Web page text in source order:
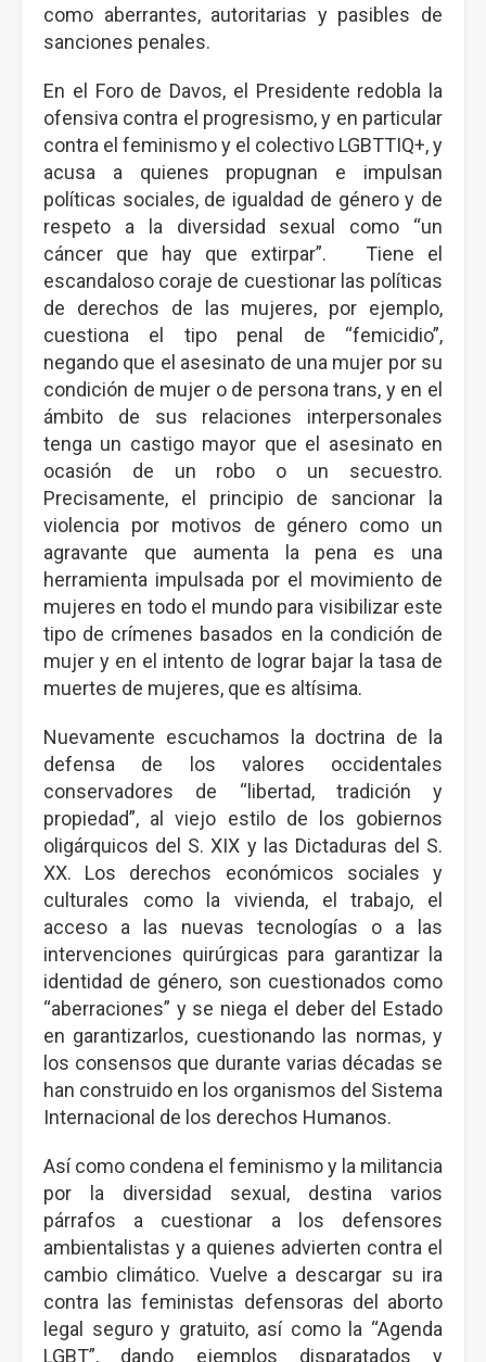
como aberrantes, autoritarias y pasibles de
sanciones penales.
En el Foro de Davos, el Presidente redobla la
ofensiva contra el progresismo, y en particular
contra el feminismo y el colectivo LGBTTIQ+, y
acusa a quienes propugnan e impulsan
políticas sociales, de igualdad de género y de
respeto a la diversidad sexual como “un
cáncer que hay que extirpar”. Tiene el
escandaloso coraje de cuestionar las políticas
de derechos de las mujeres, por ejemplo,
cuestiona el tipo penal de “femicidio”,
negando que el asesinato de una mujer por su
condición de mujer o de persona trans, y en el
ámbito de sus relaciones interpersonales
tenga un castigo mayor que el asesinato en
ocasión de un robo o un secuestro.
Precisamente, el principio de sancionar la
violencia por motivos de género como un
agravante que aumenta la pena es una
herramienta impulsada por el movimiento de
mujeres en todo el mundo para visibilizar este
tipo de crímenes basados en la condición de
mujer y en el intento de lograr bajar la tasa de
muertes de mujeres, que es altísima.
Nuevamente escuchamos la doctrina de la
defensa de los valores occidentales
conservadores de “libertad, tradición y
propiedad”, al viejo estilo de los gobiernos
oligárquicos del S. XIX y las Dictaduras del S.
XX. Los derechos económicos sociales y
culturales como la vivienda, el trabajo, el
acceso a las nuevas tecnologías o a las
intervenciones quirúrgicas para garantizar la
identidad de género, son cuestionados como
“aberraciones” y se niega el deber del Estado
en garantizarlos, cuestionando las normas, y
los consensos que durante varias décadas se
han construido en los organismos del Sistema
Internacional de los derechos Humanos.
Así como condena el feminismo y la militancia
por la diversidad sexual, destina varios
párrafos a cuestionar a los defensores
ambientalistas y a quienes advierten contra el
cambio climático. Vuelve a descargar su ira
contra las feministas defensoras del aborto
legal seguro y gratuito, así como la “Agenda
LGBT”, dando ejemplos disparatados y